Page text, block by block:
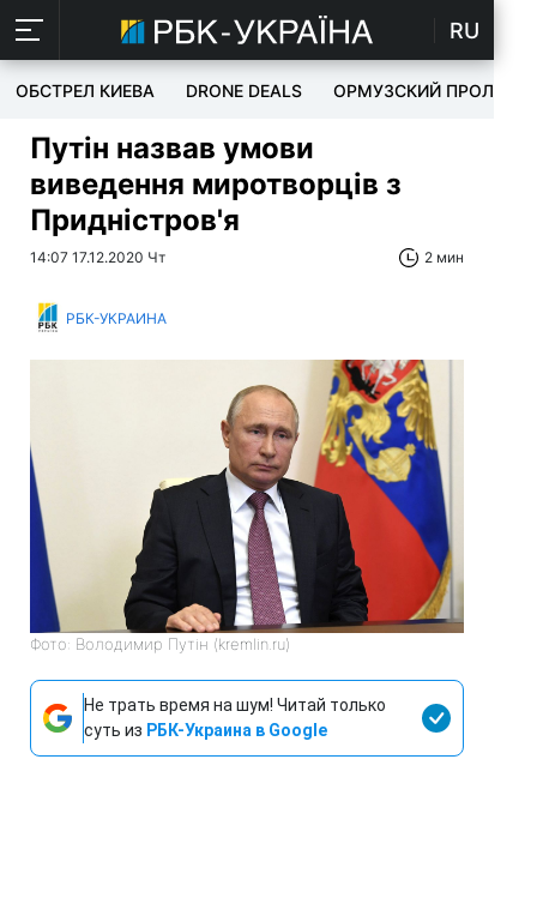
RU
ОБСТРЕЛ КИЕВА DRONE DEALS ОРМУЗСКИЙ ПРОЛИВ
Путін назвав умови
виведення миротворців з
Придністров'я
14:07 17.12.2020 Чт 2 мин
РБК-УКРАИНА
Фото: Володимир Путін (kremlin.ru)
Не трать время на шум! Читай только
суть из РБК-Украина в Google